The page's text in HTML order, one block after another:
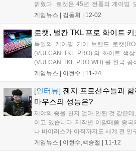
밝혔다. 로캣은 45년 전통의 게이밍
생산하는 미국 터틀비치(Turtle
게임뉴스 | 김동휘 | 12-02
로캣, 벌칸 TKL 프로 화이트
독일의 게이밍 기어 브랜드 로캣
(VULCAN TKL PRO)’의 화이트 색
(VULCAN TKL PRO WH)’를 한국 공
해 출시한다고 밝혔다. 벌칸 프로
게임뉴스 | 이현수 | 11-24
[인터뷰] 젠지 프로선수들과
마우스의 성능은?
제야의 종을 친지 얼마 안된 것 같은
이고 있습니다. 제작년 이맘때쯤 중
나 바이러스가 아직까지도 세계 전 인
도 모든 사람들이 힘을 합쳐 이젠 지긋
게임뉴스 | 이현수,백승철 | 11-12